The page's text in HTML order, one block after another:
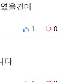
을건데
1 0
다